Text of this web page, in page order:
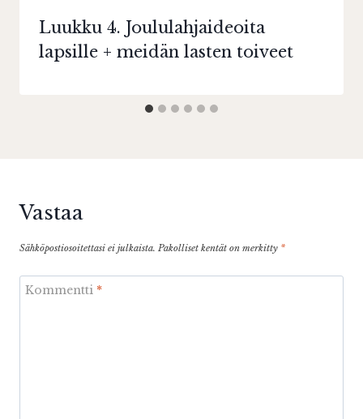
Luukku 4. Joululahjaideoita
lapsille + meidän lasten toiveet
Vastaa
Sähköpostiosoitettasi ei julkaista. Pakolliset kentät on merkitty *
Kommentti *